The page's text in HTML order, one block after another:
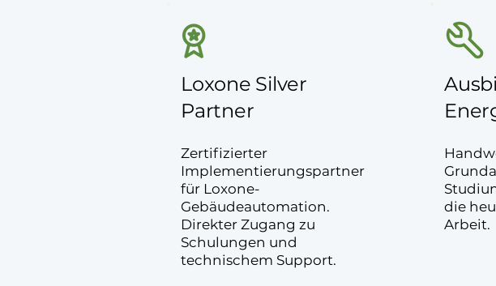
Loxone Silver
Partner
Zertifizierter
Implementierungspartner
für Loxone-
Gebäudeautomation.
Direkter Zugang zu
Schulungen und
technischem Support.
die
Arbeit.